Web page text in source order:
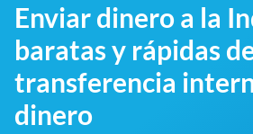
Enviar dinero a la
baratas y rápidas
transferencia
dinero